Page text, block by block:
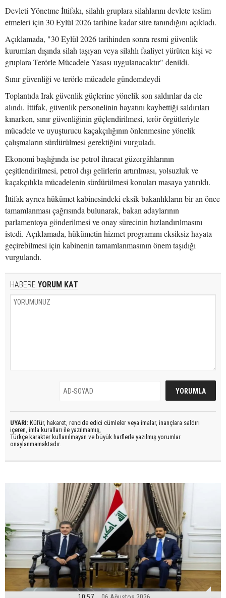
Devleti Yönetme İttifakı, silahlı gruplara silahlarını devlete teslim
etmeleri için 30 Eylül 2026 tarihine kadar süre tanındığını açıkladı.
Açıklamada, "30 Eylül 2026 tarihinden sonra resmi güvenlik
kurumları dışında silah taşıyan veya silahlı faaliyet yürüten kişi ve
gruplara Terörle Mücadele Yasası uygulanacaktır" denildi.
Sınır güvenliği ve terörle mücadele gündemdeydi
Toplantıda Irak güvenlik güçlerine yönelik son saldırılar da ele
alındı. İttifak, güvenlik personelinin hayatını kaybettiği saldırıları
kınarken, sınır güvenliğinin güçlendirilmesi, terör örgütleriyle
mücadele ve uyuşturucu kaçakçılığının önlenmesine yönelik
çalışmaların sürdürülmesi gerektiğini vurguladı.
Ekonomi başlığında ise petrol ihracat güzergâhlarının
çeşitlendirilmesi, petrol dışı gelirlerin artırılması, yolsuzluk ve
kaçakçılıkla mücadelenin sürdürülmesi konuları masaya yatırıldı.
İttifak ayrıca hükümet kabinesindeki eksik bakanlıkların bir an önce
tamamlanması çağrısında bulunarak, bakan adaylarının
parlamentoya gönderilmesi ve onay sürecinin hızlandırılmasını
istedi. Açıklamada, hükümetin hizmet programını eksiksiz hayata
geçirebilmesi için kabinenin tamamlanmasının önem taşıdığı
vurgulandı.
HABERE YORUM KAT
UYARI: Küfür, hakaret, rencide edici cümleler veya imalar, inançlara saldırı
içeren, imla kuralları ile yazılmamış,
Türkçe karakter kullanılmayan ve büyük harflerle yazılmış yorumlar
onaylanmamaktadır.